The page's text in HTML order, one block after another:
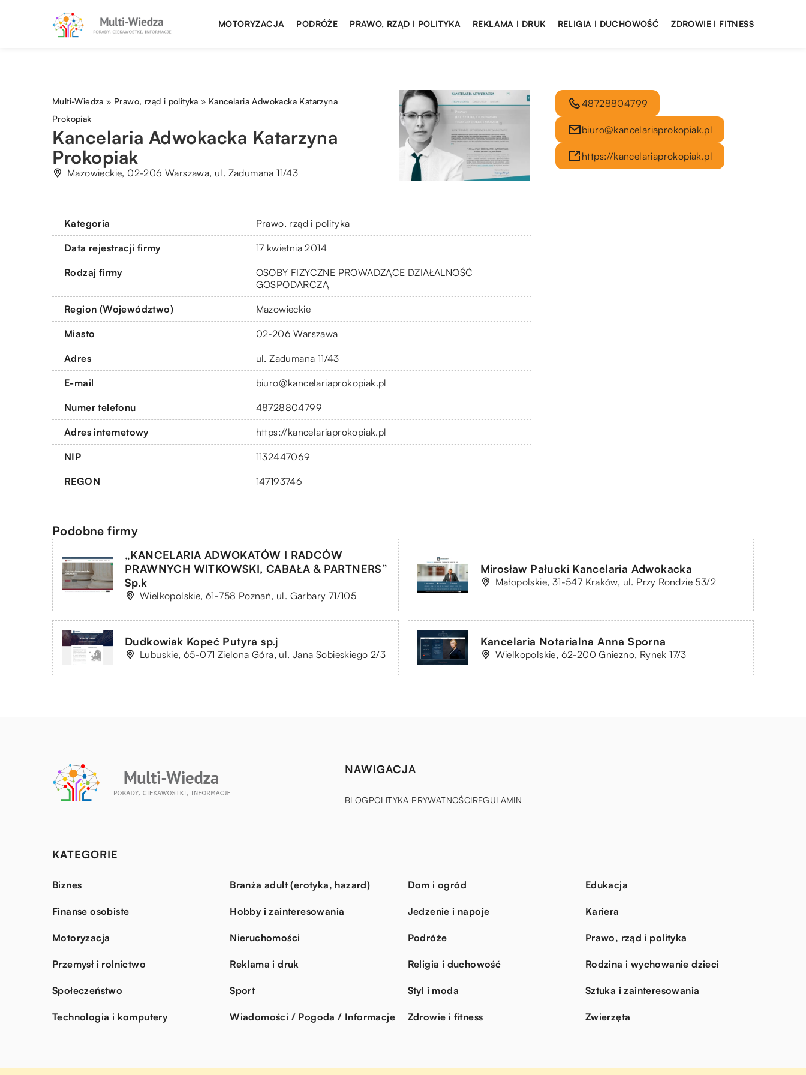
MOTORYZACJA PODRÓŻE PRAWO, RZĄD I POLITYKA REKLAMA I DRUK RELIGIA I DUCHOWOŚĆ ZDROWIE I FITNESS
Multi-Wiedza » Prawo, rząd i polityka » Kancelaria Adwokacka Katarzyna
Prokopiak
Kancelaria Adwokacka Katarzyna
Prokopiak
Mazowieckie, 02-206 Warszawa, ul. Zadumana 11/43
Kategoria Prawo, rząd i polityka
Data rejestracji firmy 17 kwietnia 2014
Rodzaj firmy
OSOBY FIZYCZNE PROWADZĄCE DZIAŁALNOŚĆ
GOSPODARCZĄ
Region (Województwo) Mazowieckie
Miasto 02-206 Warszawa
Adres ul. Zadumana 11/43
E-mail biuro@kancelariaprokopiak.pl
Numer telefonu 48728804799
Adres internetowy https://kancelariaprokopiak.pl
NIP 1132447069
REGON 147193746
48728804799
biuro@kancelariaprokopiak.pl
https://kancelariaprokopiak.pl
Podobne firmy
„KANCELARIA ADWOKATÓW I RADCÓW
PRAWNYCH WITKOWSKI, CABAŁA & PARTNERS”
Sp.k
Wielkopolskie, 61-758 Poznań, ul. Garbary 71/105
Mirosław Pałucki Kancelaria Adwokacka
Małopolskie, 31-547 Kraków, ul. Przy Rondzie 53/2
Dudkowiak Kopeć Putyra sp.j
Lubuskie, 65-071 Zielona Góra, ul. Jana Sobieskiego 2/3
Kancelaria Notarialna Anna Sporna
Wielkopolskie, 62-200 Gniezno, Rynek 17/3
NAWIGACJA
BLOGPOLITYKA PRYWATNOŚCIREGULAMIN
KATEGORIE
Biznes Branża adult (erotyka, hazard) Dom i ogród Edukacja
Finanse osobiste Hobby i zainteresowania Jedzenie i napoje Kariera
Motoryzacja Nieruchomości Podróże Prawo, rząd i polityka
Przemysł i rolnictwo Reklama i druk Religia i duchowość Rodzina i wychowanie dzieci
Społeczeństwo Sport Styl i moda Sztuka i zainteresowania
Technologia i komputery Wiadomości / Pogoda / Informacje Zdrowie i fitness Zwierzęta